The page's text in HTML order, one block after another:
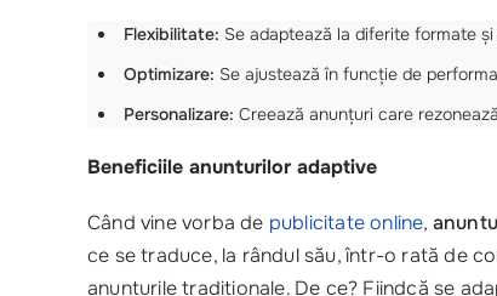
Flexibilitate: Se adaptează la diferite formate și
Optimizare: Se ajustează în funcție de
Personalizare: Creează anunțuri care
Beneficiile anunturilor adaptive
Când vine vorba de publicitate online,
ce se traduce, la rândul său, într-o rată de
anunțurile tradiționale. De ce? Fiindcă se